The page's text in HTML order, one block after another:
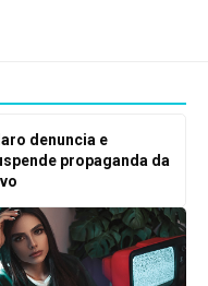
denuncia e
propaganda da